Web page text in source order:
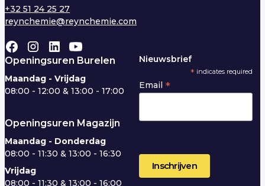
+32 51 24 25 27
reynchemie@reynchemie.com
Openingsuren Burelen
Maandag - Vrijdag
08:00 - 12:00 & 13:00 - 17:00
Openingsuren Magazijn
Maandag - Donderdag
08:00 - 11:30 & 13:00 - 16:30
Vrijdag
08:00 - 11:30 & 13:00 - 16:00
Nieuwsbrief
* indicates required
Email *